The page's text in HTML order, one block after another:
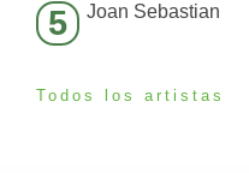
5 Joan Sebastian
Todos los artistas